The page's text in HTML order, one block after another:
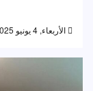
الأربعاء, 4 يونيو 2025, 11:50 ص